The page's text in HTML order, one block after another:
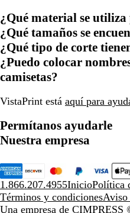
¿Qué material se utiliza
¿Qué tamaños se
¿Qué tipo de corte
¿Puedo colocar
camisetas?
VistaPrint está aquí para
Permítanos ayudarle
Nuestra empresa
1.866.207.4955InicioPolítica
Términos y condicionesAviso
Una empresa de CIMPRESS